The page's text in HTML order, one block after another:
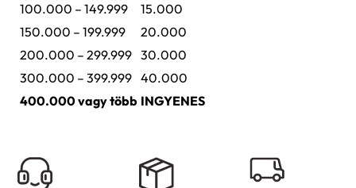
100.000 – 149.999
15.000
150.000 – 199.999
20.000
200.000 – 299.999 30.000
300.000 – 399.999 40.000
400.000 vagy több INGYENES